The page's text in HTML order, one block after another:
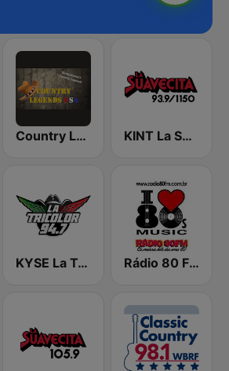
Country Legends USA KINT La Suavecita 93.9 FM
KYSE La Tricolor 94.7 FM Rádio 80 FM - Anos 80